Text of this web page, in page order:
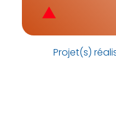
Projet(s)